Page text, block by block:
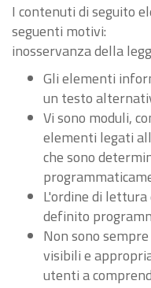
I contenuti di seguito
seguenti motivi:
inosservanza della
Gli elementi
un testo
Vi sono moduli,
elementi legati
che sono
L'ordine di
definito
Non sono
visibili e
utenti a